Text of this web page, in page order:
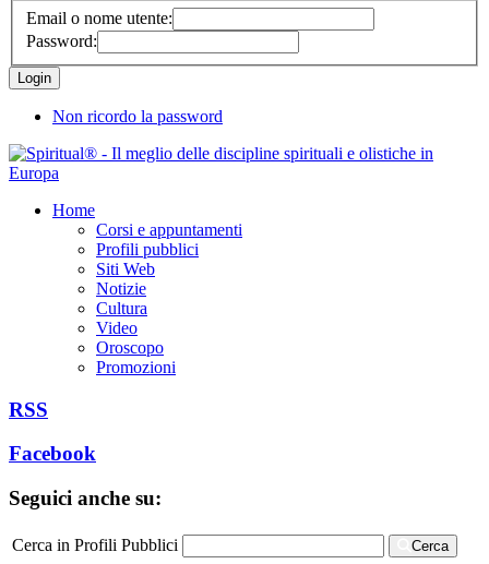
Email o nome utente:
Password:
Non ricordo la password
Home
Corsi e appuntamenti
Profili pubblici
Siti Web
Notizie
Cultura
Video
Oroscopo
Promozioni
RSS
Facebook
Seguici anche su:
Cerca in Profili Pubblici Cerca